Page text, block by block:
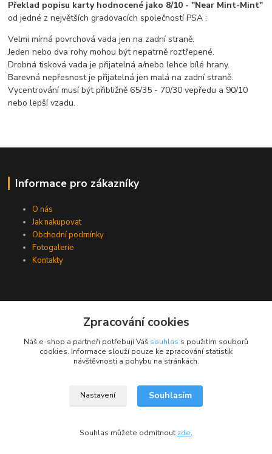
Překlad popisu karty hodnocené jako 8/10 - "Near Mint-Mint"
od jedné z největších gradovacích společností PSA :
Velmi mírná povrchová vada jen na zadní straně.
Jeden nebo dva rohy mohou být nepatrně roztřepené.
Drobná tisková vada je přijatelná a/nebo lehce bílé hrany.
Barevná nepřesnost je přijatelná jen malá na zadní straně.
Vycentrování musí být přibližně 65/35 - 70/30 vepředu a 90/10
nebo lepší vzadu.
Informace pro zákazníky
O nás
Jak nakupovat
Obchodní podmínky
Fotogalerie
Kontakty
Upravit sběr cookies.
Zpracování cookies
Náš e-shop a partneři potřebují Váš souhlas s použitím souborů
cookies. Informace slouží pouze ke zpracování statistik
návštěvnosti a pohybu na stránkách.
Nastavení Souhlasím
Souhlas můžete odmítnout zde.